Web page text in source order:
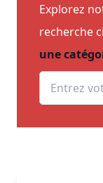
Explorez
recherche
une